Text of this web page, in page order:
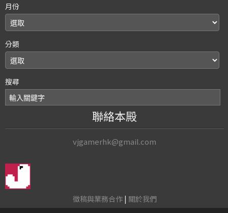
月份
分類
搜尋
聯絡本殿
vjgamerhk@gmail.com
徵稿與業務合作| 關於我們